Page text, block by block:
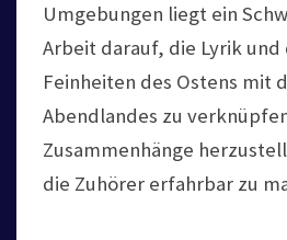
Umgebungen liegt ein
Arbeit darauf, die Lyrik und
Feinheiten des Ostens mit
Abendlandes zu
Zusammenhänge
die Zuhörer erfahrbar zu